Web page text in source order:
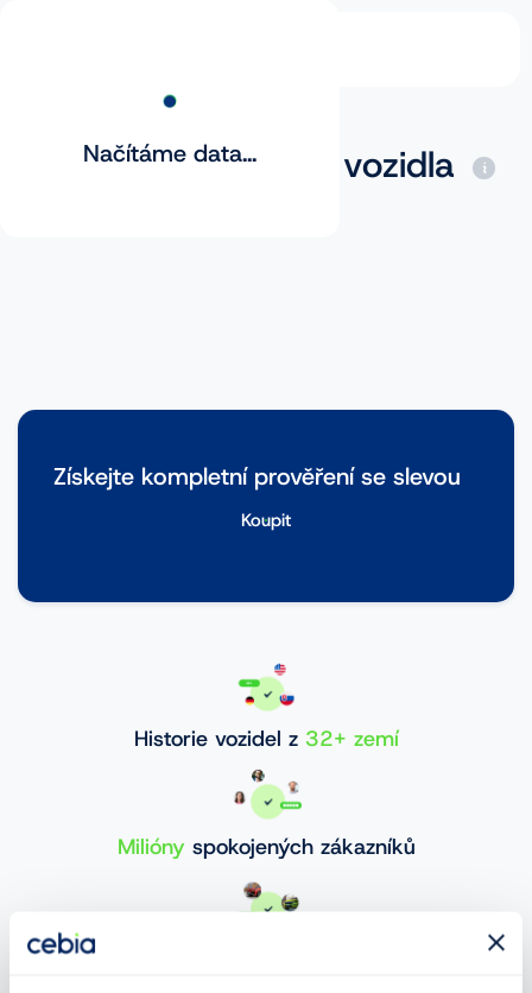
Načítáme data...
Základní prověření vozidla
Získejte kompletní prověření se slevou
Koupit
Historie vozidel z 32+ zemí
Milióny spokojených zákazníků